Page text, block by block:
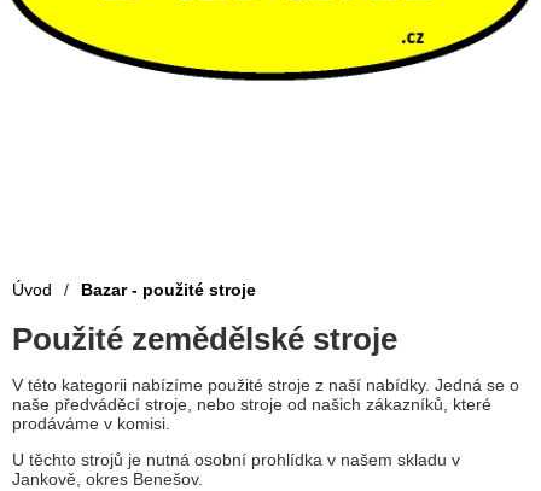
Úvod / Bazar - použité stroje
Použité zemědělské stroje
V této kategorii nabízíme použité stroje z naší nabídky. Jedná se o
naše předváděcí stroje, nebo stroje od našich zákazníků, které
prodáváme v komisi.
U těchto strojů je nutná osobní prohlídka v našem skladu v
Jankově, okres Benešov.